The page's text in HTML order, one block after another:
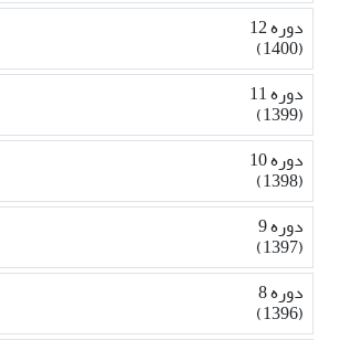
دوره 12
(1400)
دوره 11
(1399)
دوره 10
(1398)
دوره 9
(1397)
دوره 8
(1396)